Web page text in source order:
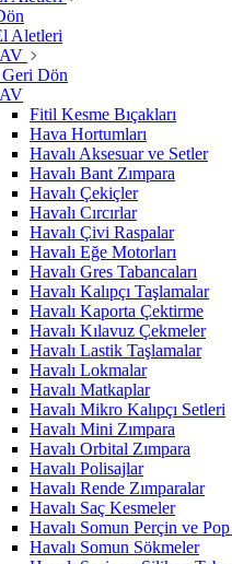
Aletleri
Geri Dön
Fitil Kesme Bıçakları
Hava Hortumları
Havalı Aksesuar ve Setler
Havalı Bant Zımpara
Havalı Çekiçler
Havalı Cırcırlar
Havalı Çivi Raspalar
Havalı Eğe Motorları
Havalı Gres Tabancaları
Havalı Kalıpçı Taşlamalar
Havalı Kaporta Çektirme
Havalı Kılavuz Çekmeler
Havalı Lastik Taşlamalar
Havalı Lokmalar
Havalı Matkaplar
Havalı Mikro Kalıpçı Setleri
Havalı Mini Zımpara
Havalı Orbital Zımpara
Havalı Polisajlar
Havalı Rende Zımparalar
Havalı Saç Kesmeler
Havalı Somun Perçin ve
Havalı Somun Sökmeler